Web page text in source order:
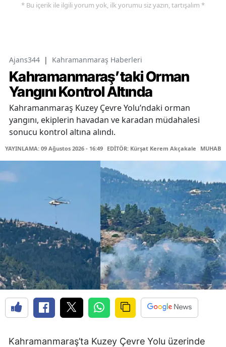
* Bu içerik ile ilgili yorum yok, ilk yorumu siz yazın, tartışalım *
Ajans344 | Kahramanmaraş Haberleri
Kahramanmaraş’taki Orman
Yangını Kontrol Altında
Kahramanmaraş Kuzey Çevre Yolu’ndaki orman
yangını, ekiplerin havadan ve karadan müdahalesi
sonucu kontrol altına alındı.
YAYINLAMA: 09 Ağustos 2026 - 16:49 EDİTÖR: Kürşat Kerem Akçakale
Kahramanmaraş’ta Kuzey Çevre Yolu üzerinde